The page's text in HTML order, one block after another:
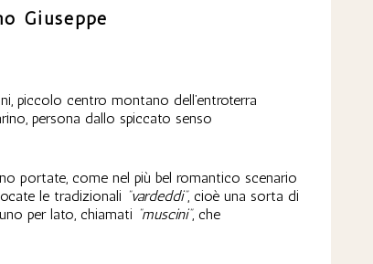
Giuseppe
piccolo centro montano dell’entroterra
persona dallo spiccato senso
portate, come nel più bel romantico scenario
le tradizionali “vardeddi”, cioè una sorta di
per lato, chiamati “muscini”, che